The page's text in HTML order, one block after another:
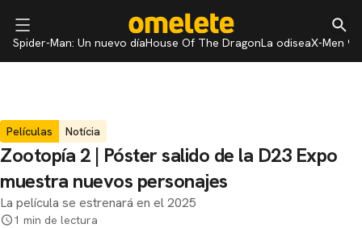
Spider-Man: Un nuevo díaHouse Of The DragonLa odiseaX-Men 97
Películas Notícia
Zootopía 2 | Póster salido de la D23 Expo
muestra nuevos personajes
La película se estrenará en el 2025
1 min de lectura